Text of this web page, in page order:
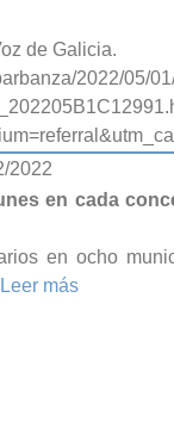
de Galicia.
2022/05/
2022
en cada
en ocho
Leer más